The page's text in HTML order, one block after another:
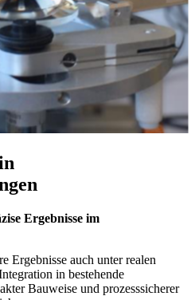
Ergebnisse im
Ergebnisse auch unter realen
in bestehende
Bauweise und prozesssicherer